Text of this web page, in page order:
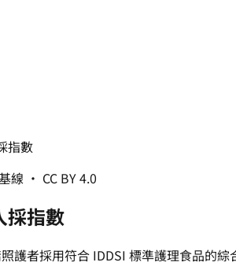
指數
線 · CC BY 4.0
採指數
護者採用符合 IDDSI 標準護理食品的